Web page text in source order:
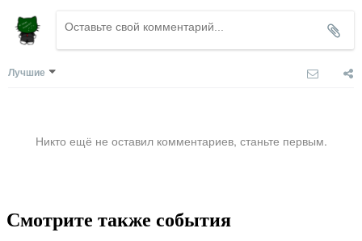
Лучшие
Никто ещё не оставил комментариев, станьте первым.
Смотрите также события